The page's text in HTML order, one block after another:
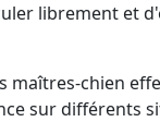
librement et
maîtres-chien
sur différents